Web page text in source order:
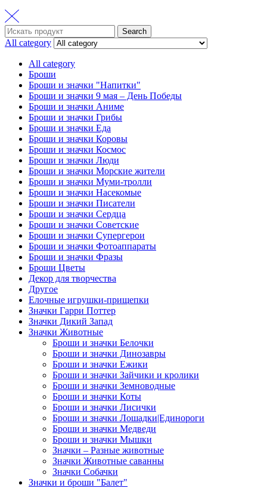
Search
for:
Search
All category
All category
Броши
Броши и значки "Напитки"
Броши и значки 9 мая – День Победы
Броши и значки Аниме
Броши и значки Грибы
Броши и значки Еда
Броши и значки Коровы
Броши и значки Космос
Броши и значки Люди
Броши и значки Морские жители
Броши и значки Муми-тролли
Броши и значки Насекомые
Броши и значки Писатели
Броши и значки Сердца
Броши и значки Советские
Броши и значки Супергерои
Броши и значки Фотоаппараты
Броши и значки Фразы
Броши Цветы
Декор для творчества
Другое
Елочные игрушки-прищепки
Значки Гарри Поттер
Значки Дикий Запад
Значки Животные
Броши и значки Белочки
Броши и значки Динозавры
Броши и значки Ежики
Броши и значки Зайчики и кролики
Броши и значки Земноводные
Броши и значки Коты
Броши и значки Лисички
Броши и значки Лошадки|Единороги
Броши и значки Медведи
Броши и значки Мышки
Значки – Разные животные
Значки Животные саванны
Значки Собачки
Значки и броши "Балет"